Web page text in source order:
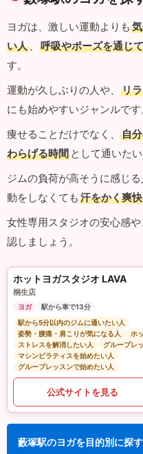
ヨガは、激しい運動よりも
い人 、 呼吸やポーズを通じ
す。
運動が久しぶりの人や、
リ
にも始めやすいジャンルです
痩せることだけでなく、
自
わらげる時間 として通いた
ジムの負荷が高そうに感じ
動をしなくても 汗をかく爽
女性専用スタジオの安心感
認しましょう。
ホットヨガスタジオ LAVA
桐生店
ヨガ
駅から車で13分
駅から5分以内のジムに通いたい人
姿勢・腰痛・肩こりが気になる人
ホ
ストレスを解消したい人
グループレ
マシンピラティスを始めたい人
グループレッスンで始めたい人
公式サイトを見る
藪塚駅のヨガを目的別に探す